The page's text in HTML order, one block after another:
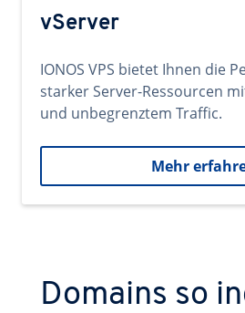
vServer
IONOS VPS bietet Ihnen die
starker Server-Ressourcen
und unbegrenztem Traffic.
Mehr
Domains so